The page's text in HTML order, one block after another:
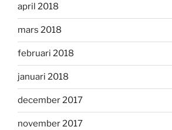
april 2018
mars 2018
februari 2018
januari 2018
december 2017
november 2017